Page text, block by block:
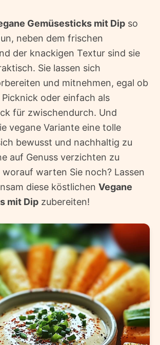
Gemüsesticks mit Dip so
neben dem frischen
der knackigen Textur sind sie
Sie lassen sich
und mitnehmen, egal ob
oder einfach als
für zwischendurch. Und
vegane Variante eine tolle
bewusst und nachhaltig zu
auf Genuss verzichten zu
worauf warten Sie noch? Lassen
diese köstlichen Vegane
mit Dip zubereiten!